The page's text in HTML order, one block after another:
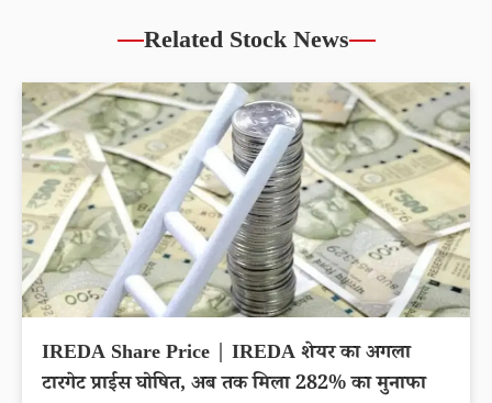
Related Stock News
IREDA Share Price | IREDA शेयर का अगला
टारगेट प्राईस घोषित, अब तक मिला 282% का मुनाफा